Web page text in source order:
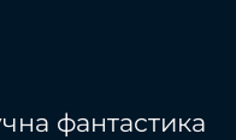
фантастика